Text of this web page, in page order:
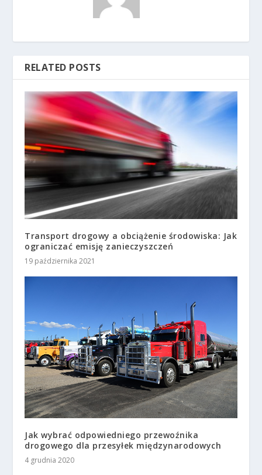
RELATED POSTS
Transport drogowy a obciążenie środowiska: Jak
ograniczać emisję zanieczyszczeń
19 października 2021
Jak wybrać odpowiedniego przewoźnika
drogowego dla przesyłek międzynarodowych
4 grudnia 2020